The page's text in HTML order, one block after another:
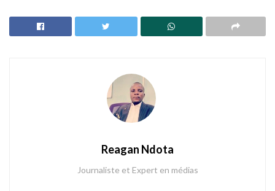
Reagan Ndota
Journaliste et Expert en médias